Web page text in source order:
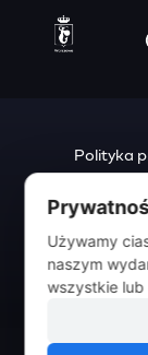
Polityka
Urząd m.st.
pl. Bankowy
00-950
Używamy
naszym
wszystkie